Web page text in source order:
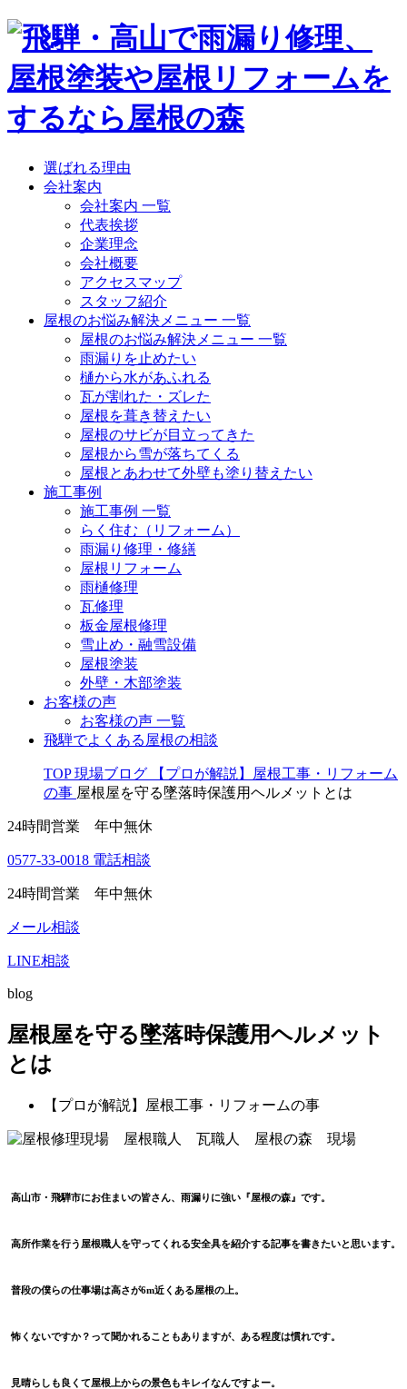
選ばれる理由
会社案内
会社案内 一覧
代表挨拶
企業理念
会社概要
アクセスマップ
スタッフ紹介
屋根のお悩み解決メニュー 一覧
屋根のお悩み解決メニュー 一覧
雨漏りを止めたい
樋から水があふれる
瓦が割れた・ズレた
屋根を葺き替えたい
屋根のサビが目立ってきた
屋根から雪が落ちてくる
屋根とあわせて外壁も塗り替えたい
施工事例
施工事例 一覧
らく住む（リフォーム）
雨漏り修理・修繕
屋根リフォーム
雨樋修理
瓦修理
板金屋根修理
雪止め・融雪設備
屋根塗装
外壁・木部塗装
お客様の声
お客様の声 一覧
飛騨でよくある屋根の相談
TOP 現場ブログ
【プロが解説】屋根工事・リフォーム
の事 屋根屋を守る墜落時保護用ヘルメットとは
24時間営業 年中無休
0577-33-0018 電話相談
24時間営業 年中無休
メール相談
LINE相談
blog
屋根屋を守る墜落時保護用ヘルメット
とは
【プロが解説】屋根工事・リフォームの事
高山市・飛騨市にお住まいの皆さん、雨漏りに強い『屋根の森』です。
高所作業を行う屋根職人を守ってくれる安全具を紹介する記事を書きたいと思います。
普段の僕らの仕事場は高さが6m近くある屋根の上。
怖くないですか？って聞かれることもありますが、ある程度は慣れです。
見晴らしも良くて屋根上からの景色もキレイなんですよー。